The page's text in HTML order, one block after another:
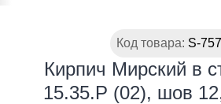
Код товара: S-
Кирпич Мирский в
15.35.Р (02), шов